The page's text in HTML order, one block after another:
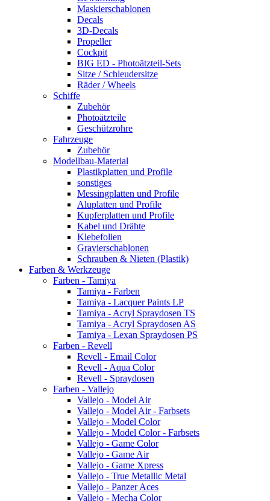
Maskierschablonen
Decals
3D-Decals
Propeller
Cockpit
BIG ED - Photoätzteil-Sets
Sitze / Schleudersitze
Räder / Wheels
Schiffe
Zubehör
Photoätzteile
Geschützrohre
Fahrzeuge
Zubehör
Modellbau-Material
Plastikplatten und Profile
sonstiges
Messingplatten und Profile
Aluplatten und Profile
Kupferplatten und Profile
Kabel und Drähte
Klebefolien
Gravierschablonen
Schrauben & Nieten (Plastik)
Farben & Werkzeuge
Farben - Tamiya
Tamiya - Farben
Tamiya - Lacquer Paints LP
Tamiya - Acryl Spraydosen TS
Tamiya - Acryl Spraydosen AS
Tamiya - Lexan Spraydosen PS
Farben - Revell
Revell - Email Color
Revell - Aqua Color
Revell - Spraydosen
Farben - Vallejo
Vallejo - Model Air
Vallejo - Model Air - Farbsets
Vallejo - Model Color
Vallejo - Model Color - Farbsets
Vallejo - Game Color
Vallejo - Game Air
Vallejo - Game Xpress
Vallejo - True Metallic Metal
Vallejo - Panzer Aces
Vallejo - Mecha Color